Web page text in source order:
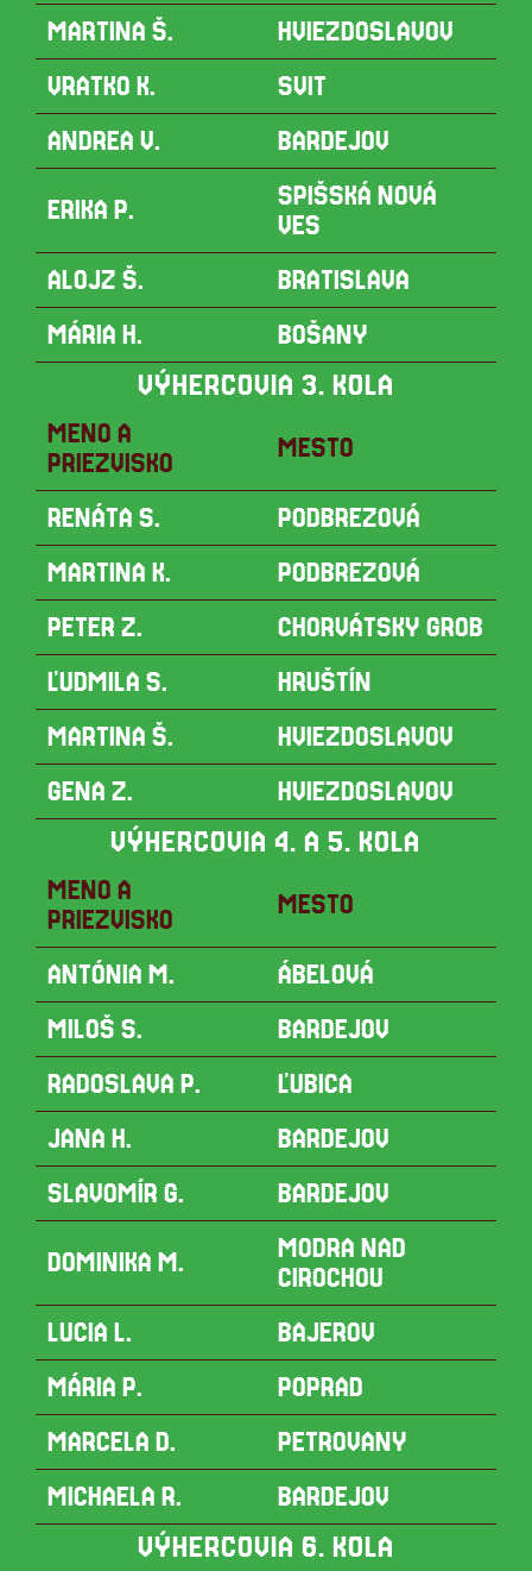
MARTINA Š.
HVIEZDOSLAVOV
VRATKO K.
SVIT
ANDREA V.
BARDEJOV
ERIKA P.
SPIŠSKÁ NOVÁ
VES
ALOJZ Š.
BRATISLAVA
MÁRIA H.
BOŠANY
VÝHERCOVIA 3. KOLA
MENO A
PRIEZVISKO
MESTO
RENÁTA S.
PODBREZOVÁ
MARTINA K.
PODBREZOVÁ
PETER Z.
CHORVÁTSKY GROB
ĽUDMILA S.
HRUŠTÍN
MARTINA Š.
HVIEZDOSLAVOV
GENA Z.
HVIEZDOSLAVOV
VÝHERCOVIA 4. A 5. KOLA
MENO A
PRIEZVISKO
MESTO
ANTÓNIA M.
ÁBELOVÁ
MILOŠ S.
BARDEJOV
RADOSLAVA P.
ĽUBICA
JANA H.
BARDEJOV
SLAVOMÍR G.
BARDEJOV
DOMINIKA M.
MODRA NAD
CIROCHOU
LUCIA L.
BAJEROV
MÁRIA P.
POPRAD
MARCELA D.
PETROVANY
MICHAELA R.
BARDEJOV
VÝHERCOVIA 6. KOLA